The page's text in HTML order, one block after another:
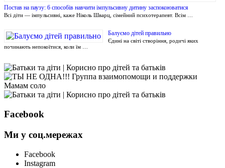
Постав на паузу: 6 способів навчити імпульсивну дитину заспокоюватися
Всі діти — імпульсивні, каже Ніколь Шварц, сімейний психотерапевт. Всім …
Балуємо дітей правильно
Єдині на світі створіння, родичі яких
починають непокоїтися, коли їм …
Facebook
Ми у соц.мережах
Facebook
Instagram